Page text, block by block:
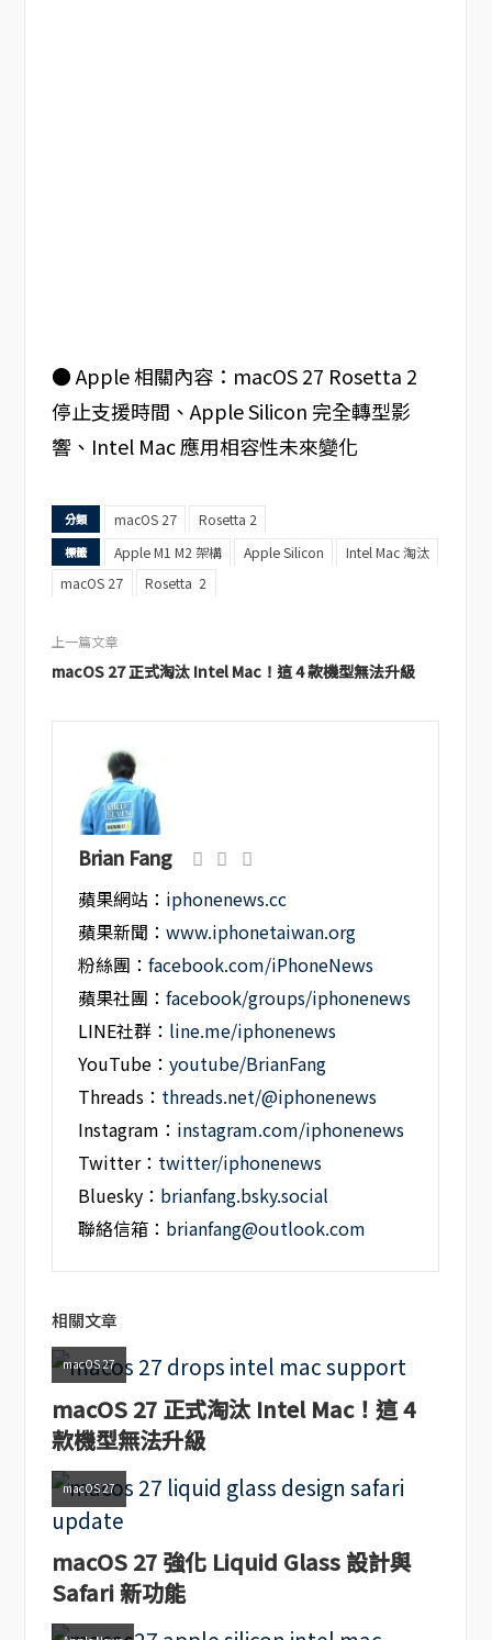
● Apple 相關內容：macOS 27 Rosetta 2
停止支援時間、Apple Silicon 完全轉型影
響、Intel Mac 應用相容性未來變化
分類 macOS 27 Rosetta 2
標籤 Apple M1 M2 架構 Apple Silicon
Intel Mac 淘汰
macOS 27
Rosetta 2
上一篇文章
macOS 27 正式淘汰 Intel Mac！這 4 款機型無法升級
Brian Fang
蘋果網站： iphonenews.cc
蘋果新聞：www.iphonetaiwan.org
粉絲團：facebook.com/iPhoneNews
蘋果社團：facebook/groups/iphonenews
LINE社群： line.me/iphonenews
YouTube：youtube/BrianFang
Threads： threads.net/@iphonenews
Instagram： instagram.com/iphonenews
Twitter： twitter/iphonenews
Bluesky： brianfang.bsky.social
聯絡信箱： brianfang@outlook.com
相關文章
macOS 27
macOS 27 正式淘汰 Intel Mac！這 4
款機型無法升級
macOS 27
macOS 27 強化 Liquid Glass 設計與
Safari 新功能